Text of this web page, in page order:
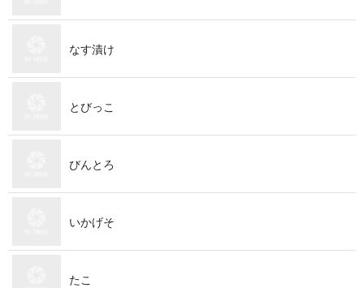
なす漬け
とびっこ
びんとろ
いかげそ
たこ